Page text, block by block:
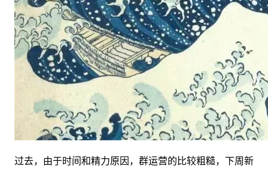
过去，由于时间和精力原因，群运营的比较粗糙，下周新